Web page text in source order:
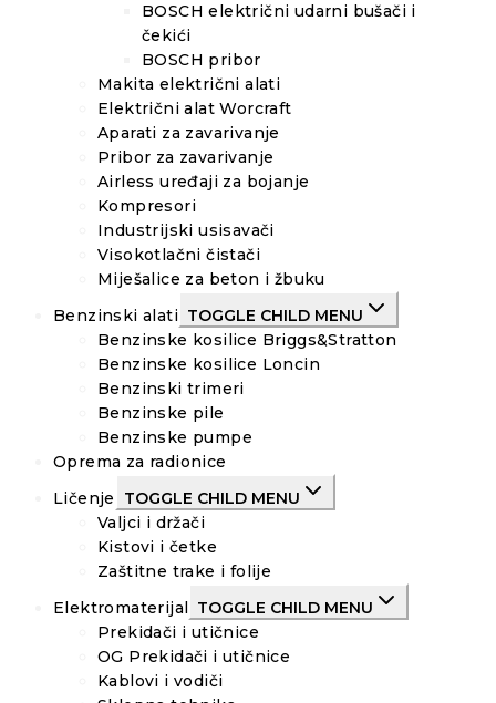
BOSCH električni udarni bušači i
čekići
BOSCH pribor
Makita električni alati
Električni alat Worcraft
Aparati za zavarivanje
Pribor za zavarivanje
Airless uređaji za bojanje
Kompresori
Industrijski usisavači
Visokotlačni čistači
Miješalice za beton i žbuku
Benzinski alati TOGGLE CHILD MENU
Benzinske kosilice Briggs&Stratton
Benzinske kosilice Loncin
Benzinski trimeri
Benzinske pile
Benzinske pumpe
Oprema za radionice
Ličenje
TOGGLE CHILD MENU
Valjci i držači
Kistovi i četke
Zaštitne trake i folije
Elektromaterijal
TOGGLE CHILD MENU
Prekidači i utičnice
OG Prekidači i utičnice
Kablovi i vodiči